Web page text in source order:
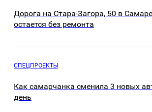
Дорога на Стара-Загора, 50 в
остается без ремонта
СПЕЦПРОЕКТЫ
Как самарчанка сменила 3 новых
день